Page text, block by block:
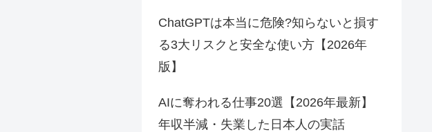
ChatGPTは本当に危険?知らないと損す
る3大リスクと安全な使い方【2026年
版】
AIに奪われる仕事20選【2026年最新】
年収半減・失業した日本人の実話